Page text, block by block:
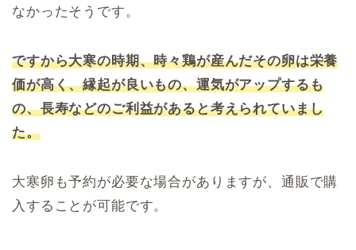
なかったそうです。
ですから大寒の時期、時々鶏が産んだその卵は栄養
価が高く、縁起が良いもの、運気がアップするも
の、長寿などのご利益があると考えられていまし
た。
大寒卵も予約が必要な場合がありますが、通販で購
入することが可能です。